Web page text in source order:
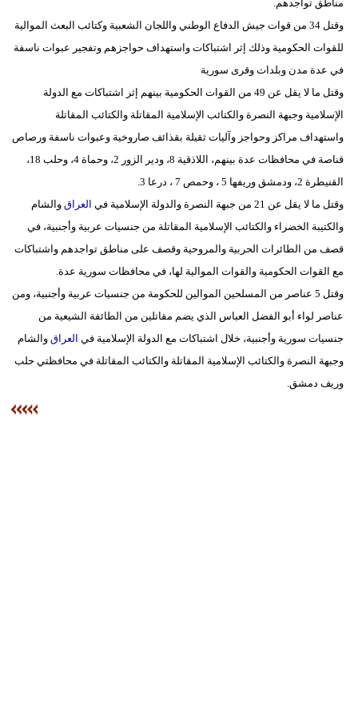
مناطق تواجدهم.
وقتل 34 من قوات جيش الدفاع الوطني واللجان الشعبية وكتائب البعث الموالية
للقوات الحكومية وذلك إثر اشتباكات واستهداف حواجزهم وتفجير عبوات ناسفة
في عدة مدن وبلدات وقرى سورية
وقتل ما لا يقل عن 49 من القوات الحكومية بينهم إثر اشتباكات مع الدولة
الإسلامية وجبهة النصرة والكتائب الإسلامية المقاتلة والكتائب المقاتلة
واستهداف مراكز وحواجز وآليات ثقيلة بقذائف صاروخية وعبوات ناسفة ورصاص
قناصة في محافظات عدة بينهم، اللاذقية 8، ودير الزور 2، وحماة 4، وحلب 18،
القنيطرة 2، ودمشق وريفها 5 ، وحمص 7 ، درعا 3.
وقتل ما لا يقل عن 21 من جبهة النصرة والدولة الإسلامية في
العراق والشام
والكتيبة الخضراء والكتائب الإسلامية المقاتلة من جنسيات عربية وأجنبية، في
قصف من الطائرات الحربية والمروحية وقصف على مناطق تواجدهم واشتباكات
مع القوات الحكومية والقوات الموالية لها، في محافظات سورية عدة.
وقتل 5 عناصر من المسلحين الموالين للحكومة من جنسيات عربية وأجنبية، ومن
عناصر لواء أبو الفضل العباس الذي يضم مقاتلين من الطائفة الشيعية من
جنسيات سورية وأجنبية، خلال اشتباكات مع الدولة الإسلامية في العراق والشام
وجبهة النصرة والكتائب الإسلامية المقاتلة والكتائب المقاتلة في محافظتي حلب
وريف دمشق.